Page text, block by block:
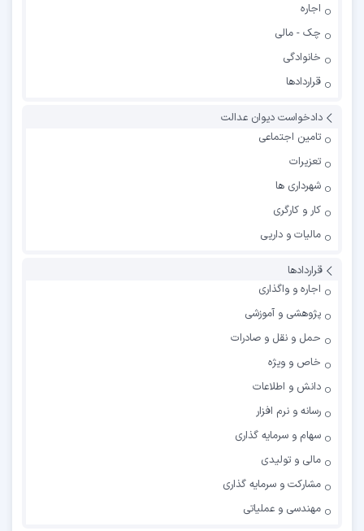
اجاره
چک - مالی
خانوادگی
قراردادها
دادخواست دیوان عدالت
تامین اجتماعی
تعزیرات
شهرداری ها
کار و کارگری
مالیات و داریی
قراردادها
اجاره و واگذاری
پژوهشی و آموزشی
حمل و نقل و صادرات
خاص و ویژه
دانش و اطلاعات
رسانه و نرم افزار
سهام و سرمایه گذاری
مالی و تولیدی
مشارکت و سرمایه گذاری
مهندسی و عملیاتی